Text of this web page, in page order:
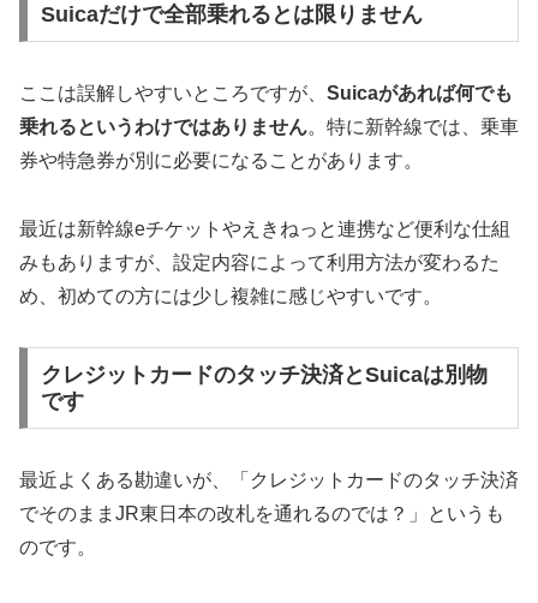
Suicaだけで全部乗れるとは限りません
ここは誤解しやすいところですが、 Suicaがあれば何でも
乗れるというわけではありません。特に新幹線では、乗車
券や特急券が別に必要になることがあります。
最近は新幹線eチケットやえきねっと連携など便利な仕組
みもありますが、設定内容によって利用方法が変わるた
め、初めての方には少し複雑に感じやすいです。
クレジットカードのタッチ決済とSuicaは別物
です
最近よくある勘違いが、「クレジットカードのタッチ決済
でそのままJR東日本の改札を通れるのでは？」というも
のです。